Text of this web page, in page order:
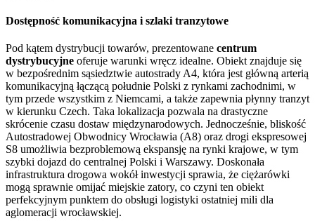
Dostępność komunikacyjna i szlaki tranzytowe
Pod kątem dystrybucji towarów, prezentowane centrum
dystrybucyjne oferuje warunki wręcz idealne. Obiekt znajduje się
w bezpośrednim sąsiedztwie autostrady A4, która jest główną arterią
komunikacyjną łączącą południe Polski z rynkami zachodnimi, w
tym przede wszystkim z Niemcami, a także zapewnia płynny tranzyt
w kierunku Czech. Taka lokalizacja pozwala na drastyczne
skrócenie czasu dostaw międzynarodowych. Jednocześnie, bliskość
Autostradowej Obwodnicy Wrocławia (A8) oraz drogi ekspresowej
S8 umożliwia bezproblemową ekspansję na rynki krajowe, w tym
szybki dojazd do centralnej Polski i Warszawy. Doskonała
infrastruktura drogowa wokół inwestycji sprawia, że ciężarówki
mogą sprawnie omijać miejskie zatory, co czyni ten obiekt
perfekcyjnym punktem do obsługi logistyki ostatniej mili dla
aglomeracji wrocławskiej.